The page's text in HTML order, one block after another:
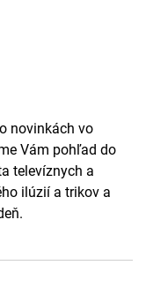
novinkách vo
Vám pohľad do
televíznych a
ilúzií a trikov a